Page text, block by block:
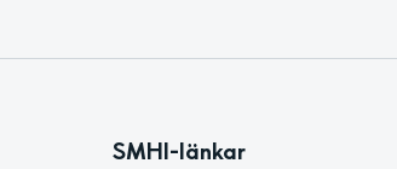
SMHI-länkar